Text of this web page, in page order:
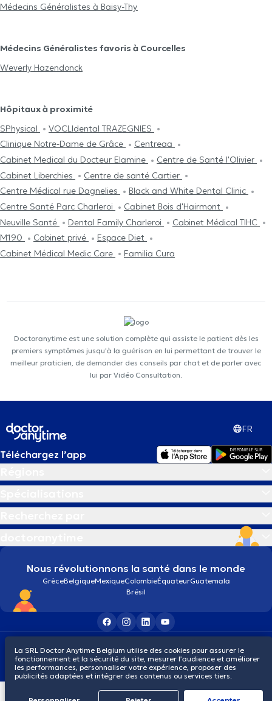
Médecins Généralistes à Baisy-Thy
Médecins Généralistes favoris à Courcelles
Weverly Hazendonck
Hôpitaux à proximité
SPhysical
VOCLIdental TRAZEGNIES
Clinique Notre-Dame de Grâce
Centreaa
Cabinet Medical du Docteur Elamine
Centre de Santé l'Olivier
Cabinet Liberchies
Centre de santé Cartier
Centre Médical rue Dagnelies
Black and White Dental Clinic
Centre Santé Parc Charleroi
Cabinet Bois d'Hairmont
Neuville Santé
Dental Family Charleroi
Cabinet Médical TIHC
M190
Cabinet privé
Espace Diet
Cabinet Médical Medic Care
Familia Cura
Doctoranytime est une solution complète qui assiste le patient dès les
premiers symptômes jusqu'à la guérison en lui permettant de trouver le
meilleur praticien, de demander des conseils par chat et de parler avec
lui par Vidéo Consultation.
FR
Téléchargez l’app
Nous révolutionnons la santé dans le monde
GrèceBelgiqueMexiqueColombieÉquateurGuatemala
Brésil
© 2026 doctoranytime
La SRL Doctor Anytime Belgium utilise des cookies pour assurer le
fonctionnement et la sécurité du site, mesurer l’audience et améliorer
les performances, personnaliser votre expérience, proposer des
publicités adaptées et intégrer des contenus ou services tiers.